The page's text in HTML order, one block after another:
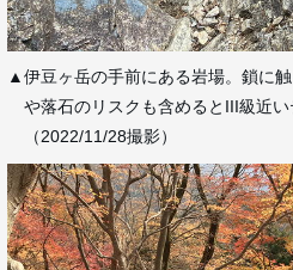
▲伊豆ヶ岳の手前にある岩場。鎖に
や落石のリスクも含めるとIII級近い
（2022/11/28撮影）